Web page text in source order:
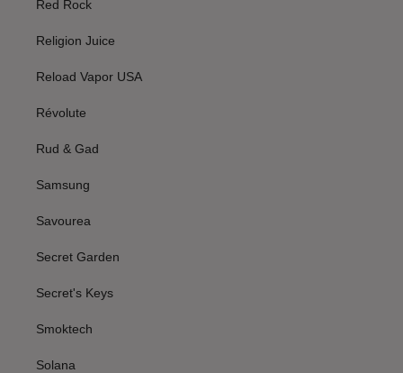
Red Rock
Religion Juice
Reload Vapor USA
Révolute
Rud & Gad
Samsung
Savourea
Secret Garden
Secret's Keys
Smoktech
Solana